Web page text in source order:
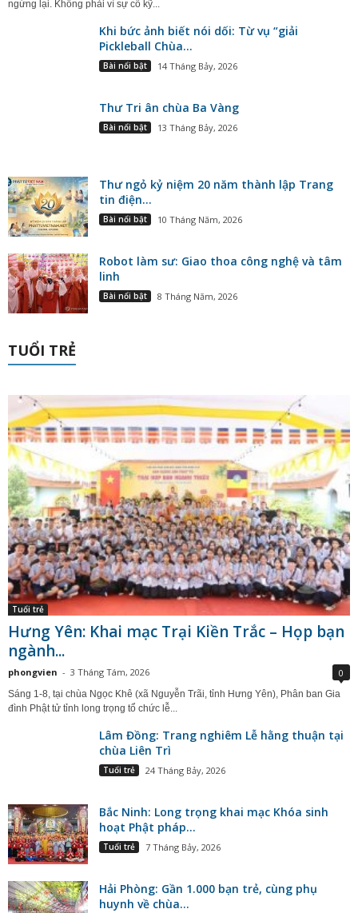
ngừng lại. Không phải vì sự cố kỹ...
Khi bức ảnh biết nói dối: Từ vụ “giải
Pickleball Chùa...
Bài nổi bật 14 Tháng Bảy, 2026
Thư Tri ân chùa Ba Vàng
Bài nổi bật 13 Tháng Bảy, 2026
Thư ngỏ kỷ niệm 20 năm thành lập Trang
tin điện...
Bài nổi bật 10 Tháng Năm, 2026
Robot làm sư: Giao thoa công nghệ và tâm
linh
Bài nổi bật 8 Tháng Năm, 2026
TUỔI TRẺ
Tuổi trẻ
Hưng Yên: Khai mạc Trại Kiền Trắc – Họp bạn
ngành...
phongvien - 3 Tháng Tám, 2026 0
Sáng 1-8, tại chùa Ngọc Khê (xã Nguyễn Trãi, tỉnh Hưng Yên), Phân ban Gia
đình Phật tử tỉnh long trọng tổ chức lễ...
Lâm Đồng: Trang nghiêm Lễ hằng thuận tại
chùa Liên Trì
Tuổi trẻ 24 Tháng Bảy, 2026
Bắc Ninh: Long trọng khai mạc Khóa sinh
hoạt Phật pháp...
Tuổi trẻ 7 Tháng Bảy, 2026
Hải Phòng: Gần 1.000 bạn trẻ, cùng phụ
huynh về chùa...